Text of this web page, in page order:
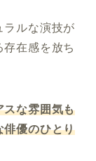
ラルな演技が
在感を放ち
スな雰囲気も
俳優のひとり